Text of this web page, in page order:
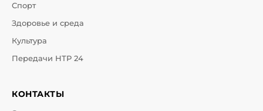
Спорт
Здоровье и среда
Культура
Передачи НТР 24
КОНТАКТЫ